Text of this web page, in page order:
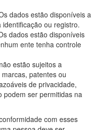
dados estão disponíveis a
ou registro.
dados estão disponíveis
ente tenha controle
estão sujeitos a
patentes ou
de privacidade,
podem ser permitidas na
com esses